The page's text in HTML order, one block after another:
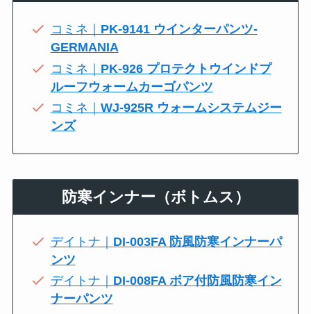
コミネ｜ PK-9141 ウインターパンツ-
GERMANIA
コミネ｜ PK-926 プロテクトウインドプ
ルーフウォームカーゴパンツ
コミネ｜ WJ-925R ウォームシステムジー
ンズ
防寒インナー（ボトムス）
デイトナ｜ DI-003FA 防風防寒インナーパ
ンツ
デイトナ｜ DI-008FA ボア付防風防寒イン
ナーパンツ